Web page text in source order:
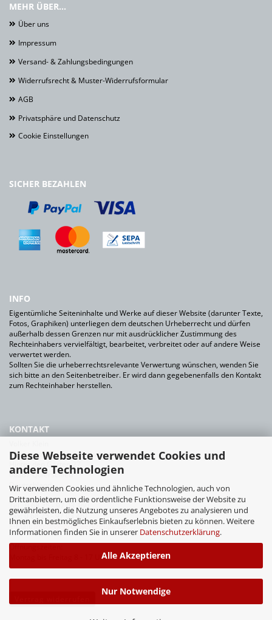
Diese Webseite verwendet Cookies und
andere Technologien
Wir verwenden Cookies und ähnliche Technologien, auch von
Drittanbietern, um die ordentliche Funktionsweise der Website zu
gewährleisten, die Nutzung unseres Angebotes zu analysieren und
Ihnen ein bestmögliches Einkaufserlebnis bieten zu können. Weitere
Informationen finden Sie in unserer Datenschutzerklärung.
Alle Akzeptieren
Nur Notwendige
MEHR ÜBER...
Über uns
Impressum
Versand- & Zahlungsbedingungen
Widerrufsrecht & Muster-Widerrufsformular
AGB
Privatsphäre und Datenschutz
Cookie Einstellungen
SICHER BEZAHLEN
INFO
Eigentümliche Seiteninhalte und Werke auf dieser Website (darunter Texte,
Fotos, Graphiken) unterliegen dem deutschen Urheberrecht und dürfen
außerhalb dessen Grenzen nur mit ausdrücklicher Zustimmung des
Rechteinhabers vervielfältigt, bearbeitet, verbreitet oder auf andere Weise
verwertet werden.
Sollten Sie die urheberrechtsrelevante Verwertung wünschen, wenden Sie
sich bitte an den Seitenbetreiber. Er wird dann gegebenenfalls den Kontakt
zum Rechteinhaber herstellen.
KONTAKT
Werkzeuge für Bauhandwerk+Industrie
Hinter den Gärten 27
66287 Quierschied
Deutschland
Tel.: 0 68 25 - 97 03 460
Fax: 0 68 25 - 97 03 461
E-Mail:info@vk-profiwerkzeuge.de
Öffnungszeiten:
Montag bis Freitag 8 - 17 Uhr